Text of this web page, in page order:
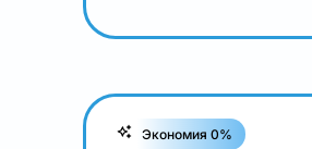
Экономия 0%